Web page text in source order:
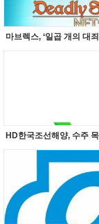
마브렉스, ‘일곱 개의 대
HD한국조선해양, 수주